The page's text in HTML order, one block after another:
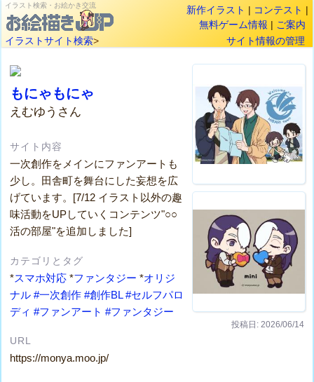
イラスト検索・お絵かき交流 新作イラスト | コンテスト |
無料ゲーム情報 | ご案内
イラストサイト検索> サイト情報の管理
投稿日: 2026/06/14
もにゃもにゃ
えむゆうさん
サイト内容
一次創作をメインにファンアートも
少し。田舎町を舞台にした妄想を広
げています。[7/12 イラスト以外の趣
味活動をUPしていくコンテンツ"○○
活の部屋"を追加しました]
カテゴリとタグ
*スマホ対応 *ファンタジー *オリジ
ナル #一次創作 #創作BL #セルフパロ
ディ #ファンアート #ファンタジー
URL
https://monya.moo.jp/